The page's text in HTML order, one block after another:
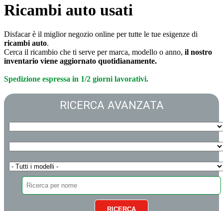
Ricambi auto usati
Disfacar è il miglior negozio online per tutte le tue esigenze di
ricambi auto.
Cerca il ricambio che ti serve per marca, modello o anno, il nostro
inventario viene aggiornato quotidianamente.
Spedizione espressa in 1/2 giorni lavorativi.
RICERCA AVANZATA
RICERCA